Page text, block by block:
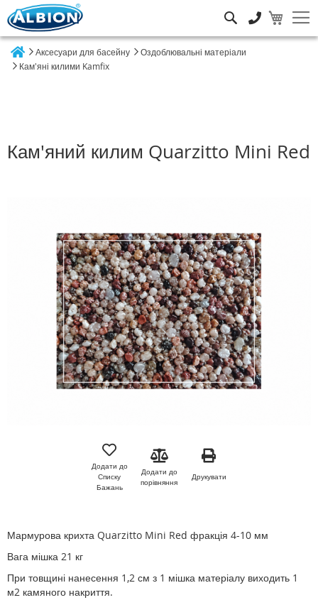
Аксесуари для басейну
Оздоблювальні матеріали
Кам'яні килими Kamfix
Кам'яний килим Quarzitto Mini Red
Додати до
Списку
Бажань
Додати до
порівняння
Друкувати
Мармурова крихта Quarzitto Mini Red фракція 4-10 мм
Вага мішка 21 кг
При товщині нанесення 1,2 см з 1 мішка матеріалу виходить 1
м2 камяного накриття.